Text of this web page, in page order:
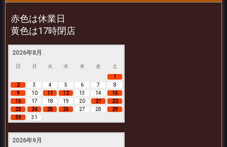
赤色は休業日
黄色は17時閉店
2026年8月
日 月 火 水 木 金
土
1
2
3 4 5 6 7
8
9
10 11 12 13 14
15
16
17 18 19 20 21
22
23
24 25 26 27 28
29
30
31
2026年9月